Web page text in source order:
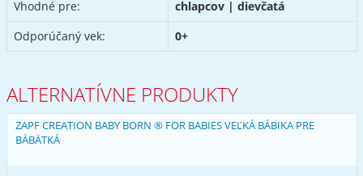
Vhodné pre:
chlapcov | dievčatá
Odporúčaný vek:
0+
ALTERNATÍVNE PRODUKTY
ZAPF CREATION BABY BORN ® FOR BABIES VEĽKÁ BÁBIKA PRE
BÁBÄTKÁ